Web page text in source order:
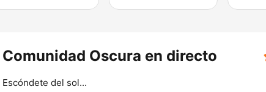
Comunidad Oscura en directo
Escóndete del sol...